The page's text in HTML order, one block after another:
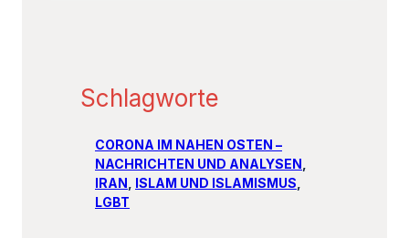
Schlagworte
CORONA IM NAHEN OSTEN –
NACHRICHTEN UND ANALYSEN
IRAN ISLAM UND ISLAMISMUS
LGBT